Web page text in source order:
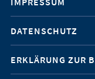
Service-
Navigation
DATENSCHUTZ
ERKLÄRUNG ZUR